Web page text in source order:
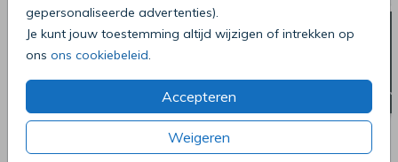
gepersonaliseerde advertenties).
Je kunt jouw toestemming altijd wijzigen of intrekken op
ons ons cookiebeleid
Accepteren
Weigeren